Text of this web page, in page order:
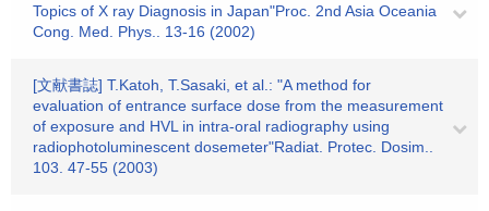
Topics of X ray Diagnosis in Japan"Proc. 2nd Asia Oceania
Cong. Med. Phys.. 13-16 (2002)
[文献書誌] T.Katoh, T.Sasaki, et al.: "A method for
evaluation of entrance surface dose from the measurement
of exposure and HVL in intra-oral radiography using
radiophotoluminescent dosemeter"Radiat. Protec. Dosim..
103. 47-55 (2003)